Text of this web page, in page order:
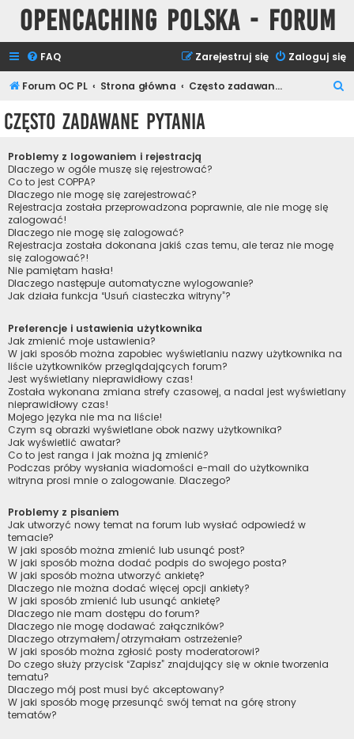
Opencaching Polska - Forum
FAQ Zaloguj się
Zarejestruj się
Forum OC PL Strona główna Często zadawane pytania
Często zadawane pytania
Problemy z logowaniem i rejestracją
Dlaczego w ogóle muszę się rejestrować?
Co to jest COPPA?
Dlaczego nie mogę się zarejestrować?
Rejestracja została przeprowadzona poprawnie, ale nie mogę się
zalogować!
Dlaczego nie mogę się zalogować?
Rejestracja została dokonana jakiś czas temu, ale teraz nie mogę
się zalogować?!
Nie pamiętam hasła!
Dlaczego następuje automatyczne wylogowanie?
Jak działa funkcja “Usuń ciasteczka witryny”?
Preferencje i ustawienia użytkownika
Jak zmienić moje ustawienia?
W jaki sposób można zapobiec wyświetlaniu nazwy użytkownika na
liście użytkowników przeglądających forum?
Jest wyświetlany nieprawidłowy czas!
Została wykonana zmiana strefy czasowej, a nadal jest wyświetlany
nieprawidłowy czas!
Mojego języka nie ma na liście!
Czym są obrazki wyświetlane obok nazwy użytkownika?
Jak wyświetlić awatar?
Co to jest ranga i jak można ją zmienić?
Podczas próby wysłania wiadomości e-mail do użytkownika
witryna prosi mnie o zalogowanie. Dlaczego?
Problemy z pisaniem
Jak utworzyć nowy temat na forum lub wysłać odpowiedź w
temacie?
W jaki sposób można zmienić lub usunąć post?
W jaki sposób można dodać podpis do swojego posta?
W jaki sposób można utworzyć ankietę?
Dlaczego nie można dodać więcej opcji ankiety?
W jaki sposób zmienić lub usunąć ankietę?
Dlaczego nie mam dostępu do forum?
Dlaczego nie mogę dodawać załączników?
Dlaczego otrzymałem/otrzymałam ostrzeżenie?
W jaki sposób można zgłosić posty moderatorowi?
Do czego służy przycisk “Zapisz” znajdujący się w oknie tworzenia
tematu?
Dlaczego mój post musi być akceptowany?
W jaki sposób mogę przesunąć swój temat na górę strony
tematów?